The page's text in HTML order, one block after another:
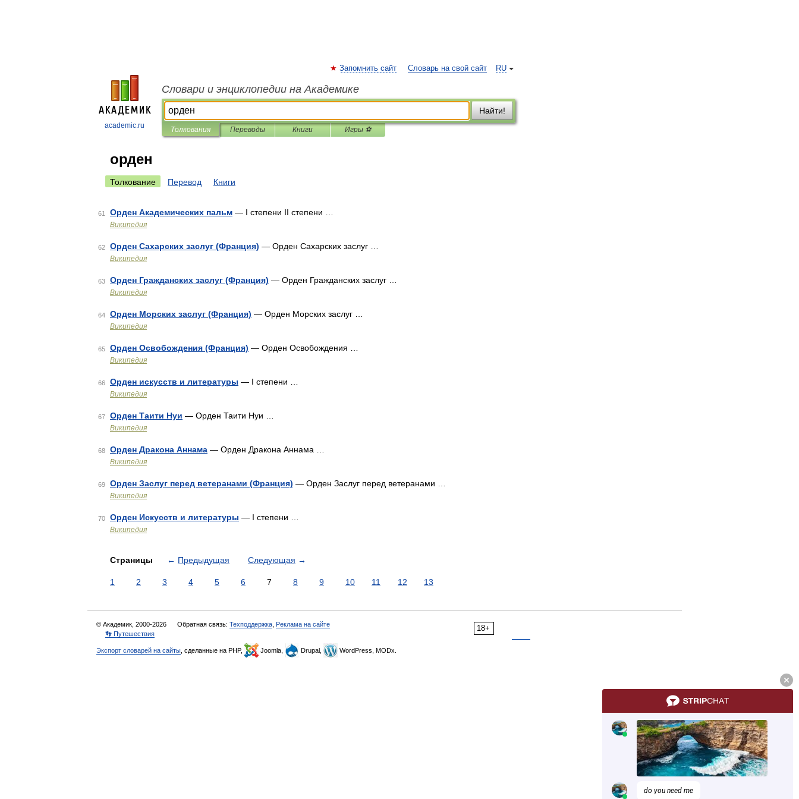
academic.ru
RU
Запомнить сайт Словарь на свой сайт
Словари и энциклопедии на Академике
Найти!
Толкования Переводы Книги Игры ⚽
орден
Толкование Перевод Книги
61 Орден Академических пальм — I степени II степени …
Википедия
62 Орден Сахарских заслуг (Франция) — Орден Сахарских заслуг …
Википедия
63 Орден Гражданских заслуг (Франция) — Орден Гражданских заслуг …
Википедия
64 Орден Морских заслуг (Франция) — Орден Морских заслуг …
Википедия
65 Орден Освобождения (Франция) — Орден Освобождения …
Википедия
66 Орден искусств и литературы — I степени …
Википедия
67 Орден Таити Нуи — Орден Таити Нуи …
Википедия
68 Орден Дракона Аннама — Орден Дракона Аннама …
Википедия
69 Орден Заслуг перед ветеранами (Франция) — Орден Заслуг перед ветеранами …
Википедия
70 Орден Искусств и литературы — I степени …
Википедия
Страницы ← Предыдущая Следующая →
1 2 3 4 5 6 7 8 9 10 11 12 13
18+
© Академик, 2000-2026 Обратная связь: Техподдержка Реклама на сайте
👣 Путешествия
Экспорт словарей на сайты , сделанные на PHP, Joomla, Drupal, WordPress, MODx.